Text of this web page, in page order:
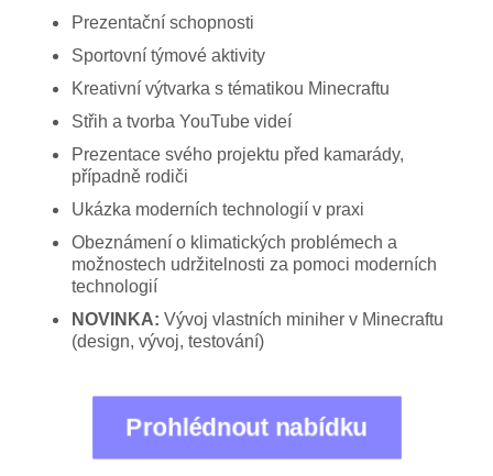
Prezentační schopnosti
Sportovní týmové aktivity
Kreativní výtvarka s tématikou Minecraftu
Střih a tvorba YouTube videí
Prezentace svého projektu před kamarády,
případně rodiči
Ukázka moderních technologií v praxi
Obeznámení o klimatických problémech a
možnostech udržitelnosti za pomoci moderních
technologií
NOVINKA: Vývoj vlastních miniher v Minecraftu
(design, vývoj, testování)
Prohlédnout nabídku